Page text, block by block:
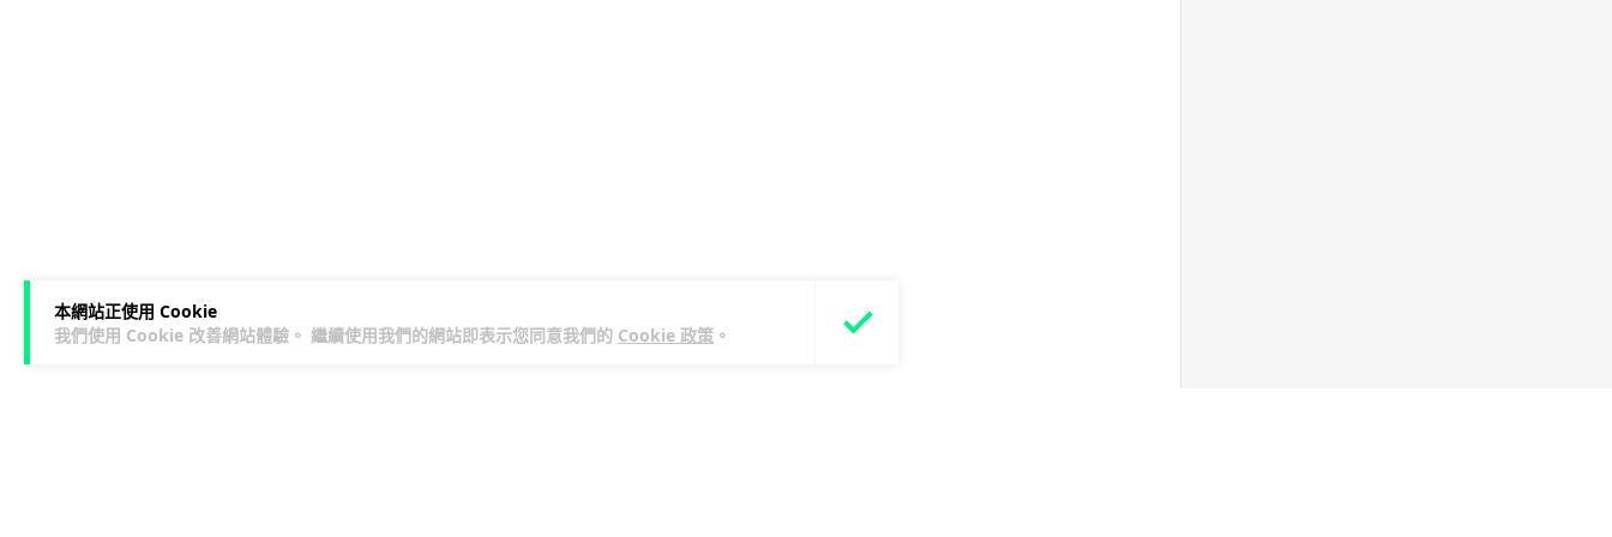
本網站正使用 Cookie
我們使用 Cookie 改善網站體驗。 繼續使用我們的網站即表示您同意我們的 Cookie 政策 。